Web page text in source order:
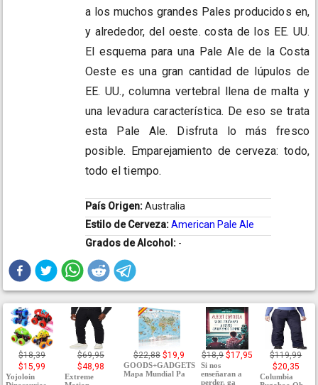
a los muchos grandes Pales producidos en,
y alrededor, del oeste. costa de los EE. UU.
El esquema para una Pale Ale de la Costa
Oeste es una gran cantidad de lúpulos de
EE. UU., columna vertebral llena de malta y
una levadura característica. De eso se trata
esta Pale Ale. Disfruta lo más fresco
posible. Emparejamiento de cerveza: todo,
todo el tiempo.
País Origen:Australia
Estilo de Cerveza:American Pale Ale
Grados de Alcohol: -
$18,39
$15,99
Yojoloin
$69,95
$48,98
Extreme
$22,88 $19,9
GOODS+GADGETS
Mapa Mundial Pa
$18,9 $17,95
Si nos
enseñaran a
perder, ga
$119,99
$20,35
Columbia